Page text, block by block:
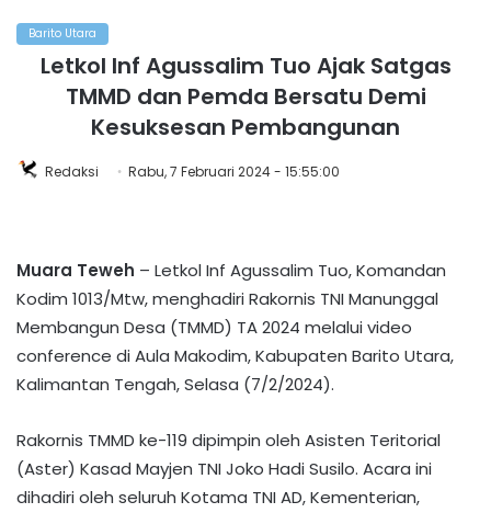
Barito Utara
Letkol Inf Agussalim Tuo Ajak Satgas
TMMD dan Pemda Bersatu Demi
Kesuksesan Pembangunan
Redaksi Rabu, 7 Februari 2024 - 15:55:00
Muara Teweh – Letkol Inf Agussalim Tuo, Komandan
Kodim 1013/Mtw, menghadiri Rakornis TNI Manunggal
Membangun Desa (TMMD) TA 2024 melalui video
conference di Aula Makodim, Kabupaten Barito Utara,
Kalimantan Tengah, Selasa (7/2/2024).
Rakornis TMMD ke-119 dipimpin oleh Asisten Teritorial
(Aster) Kasad Mayjen TNI Joko Hadi Susilo. Acara ini
dihadiri oleh seluruh Kotama TNI AD, Kementerian,